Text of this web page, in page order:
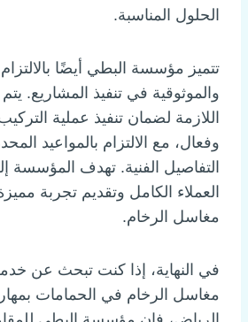
الحلول المناسبة.
تتميز مؤسسة البطي أيضًا بالالتزام
والموثوقية في تنفيذ المشاريع. يتم
اللازمة لضمان تنفيذ عملية
وفعال، مع الالتزام بالمواعيد
التفاصيل الفنية. تهدف المؤسسة
العملاء الكامل وتقديم تجربة
مغاسل الرخام.
في النهاية، إذا كنت تبحث عن
مغاسل الرخام في الحمامات